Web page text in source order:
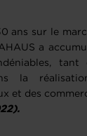
ans sur le
a
tant
la
et des